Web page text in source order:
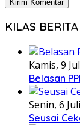
KILAS BERITA
Kamis, 9
Belasan
Senin, 6
Seusai